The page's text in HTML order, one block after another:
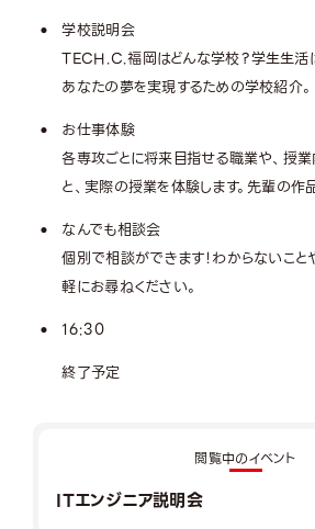
閲覧中のイベント
ITエンジニア説明会
学校説明会
TECH.C.福岡はどんな学校？学生生活
あなたの夢を実現するための学校紹介。
お仕事体験
各専攻ごとに将来目指せる職業や、授
と、実際の授業を体験します。先輩の作
なんでも相談会
個別で相談ができます！わからないこ
軽にお尋ねください。
16:30
終了予定